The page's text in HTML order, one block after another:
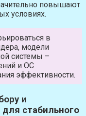
повышают
условиях.
в
модели
системы –
и ОС
эффективности.
и
стабильного